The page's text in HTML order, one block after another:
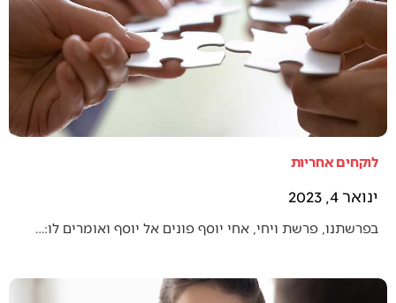
לוקחים אחריות
ינואר 4, 2023
בפרשתנו, פרשת ויחי, אחי יוסף פונים אל יוסף ואומרים לו:…